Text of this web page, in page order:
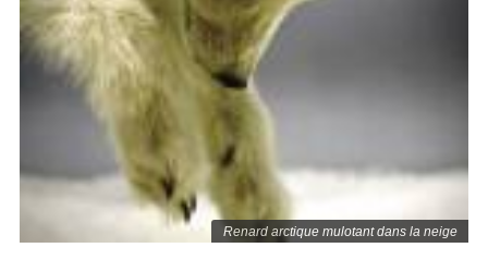
Renard arctique mulotant dans la neige